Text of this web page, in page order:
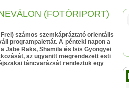
(FOTÓRIPORT)
számos szemkápráztató orientális
programpalettát. A pénteki napon a
Jabe Raks, Shamila és Isis Gyöngyei
az ugyanitt megrendezett esti
táncvarázsát rendeztük egy